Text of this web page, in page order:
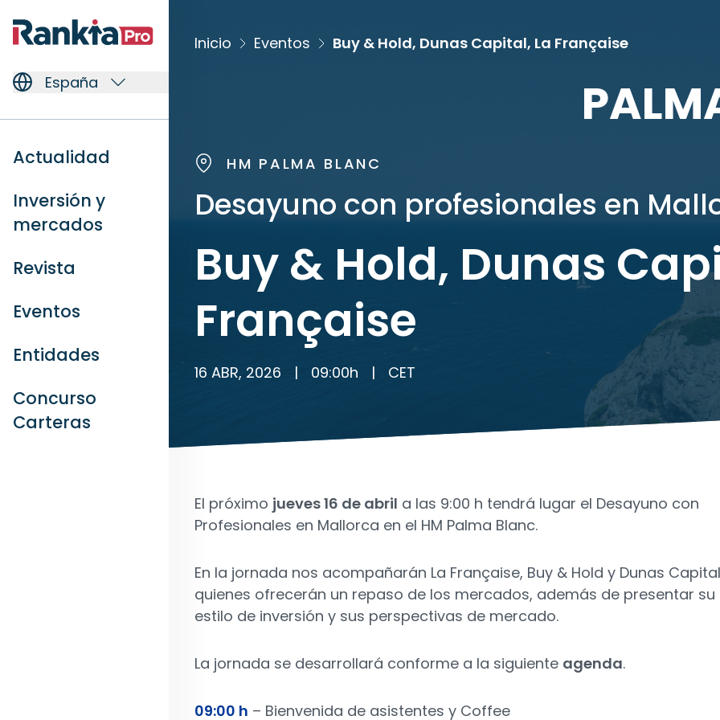
España
Actualidad
Inversión y
mercados
Revista
Eventos
Entidades
Concurso
Carteras
Inicio Eventos Buy & Hold, Dunas Capital, La Française
HM PALMA BLANC
Desayuno con profesionales en
Buy & Hold, Dunas
Française
16 ABR, 2026 | 09:00h | CET
El próximo jueves 16 de abril a las 9:00 h tendrá lugar el Desayuno con
Profesionales en Mallorca en el HM Palma Blanc.
En la jornada nos acompañarán La Française, Buy & Hold y Dunas Capital
quienes ofrecerán un repaso de los mercados, además de presentar su
estilo de inversión y sus perspectivas de mercado.
La jornada se desarrollará conforme a la siguiente agenda.
09:00 h – Bienvenida de asistentes y Coffee